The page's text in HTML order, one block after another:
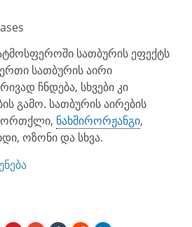
სათბურის ეფექტს
სათბურის აირი
ჩნდება, სხვები კი
გამო. სათბურის აირების
ორთქლი, ნახშირორჟანგი,
ოზონი და სხვა.